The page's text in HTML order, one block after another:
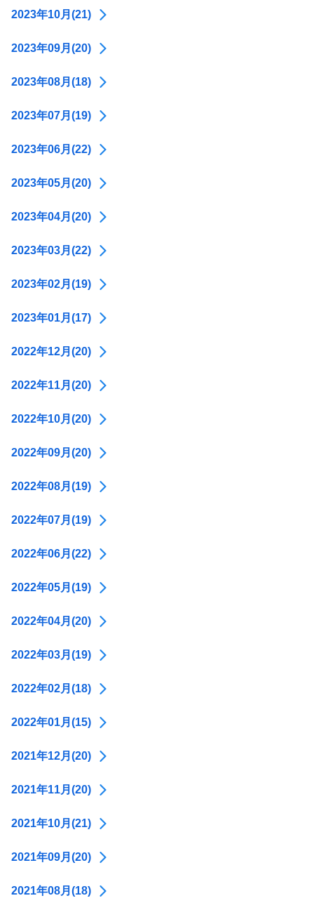
2023年10月(21)
2023年09月(20)
2023年08月(18)
2023年07月(19)
2023年06月(22)
2023年05月(20)
2023年04月(20)
2023年03月(22)
2023年02月(19)
2023年01月(17)
2022年12月(20)
2022年11月(20)
2022年10月(20)
2022年09月(20)
2022年08月(19)
2022年07月(19)
2022年06月(22)
2022年05月(19)
2022年04月(20)
2022年03月(19)
2022年02月(18)
2022年01月(15)
2021年12月(20)
2021年11月(20)
2021年10月(21)
2021年09月(20)
2021年08月(18)